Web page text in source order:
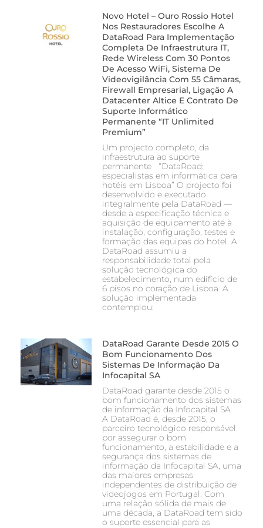
Novo Hotel – Ouro Rossio Hotel
Nos Restauradores Escolhe A
DataRoad Para Implementação
Completa De Infraestrutura IT,
Rede Wireless Com 30 Pontos
De Acesso WiFi, Sistema De
Videovigilância Com 55 Câmaras,
Firewall Empresarial, Ligação A
Datacenter Altice E Contrato De
Suporte Informático
Permanente “IT Unlimited
Premium”
Um projecto completo, da
infraestrutura ao suporte
permanente “DataRoad:
especialistas em informática para
hotéis em Lisboa” O projecto foi
desenvolvido e executado
integralmente pela DataRoad —
desde a especificação técnica e
aquisição de equipamento até à
instalação, configuração, testes e
formação das equipas do hotel. A
DataRoad assumiu a
responsabilidade total pela
solução tecnológica do
estabelecimento, num edifício de
6 pisos no coração de Lisboa. A
solução implementada
contemplou:
DataRoad Garante Desde 2015 O
Bom Funcionamento Dos
Sistemas De Informação Da
Infocapital SA
DataRoad garante desde 2015 o
bom funcionamento dos sistemas
de informação da Infocapital SA
A DataRoad é, desde 2015, o
parceiro tecnológico responsável
por assegurar o bom
funcionamento, a estabilidade e a
segurança dos sistemas de
informação da Infocapital SA, uma
das maiores empresas
independentes de distribuição de
videojogos em Portugal. Com
uma relação sólida de mais de
uma década, a DataRoad tem sido
o suporte essencial para as